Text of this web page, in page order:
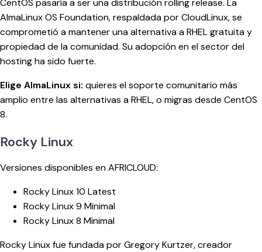
CentOS pasaría a ser una distribución rolling release. La
AlmaLinux OS Foundation, respaldada por CloudLinux, se
comprometió a mantener una alternativa a RHEL gratuita y
propiedad de la comunidad. Su adopción en el sector del
hosting ha sido fuerte.
Elige AlmaLinux si: quieres el soporte comunitario más
amplio entre las alternativas a RHEL, o migras desde CentOS
8.
Rocky Linux
Versiones disponibles en AFRICLOUD:
Rocky Linux 10 Latest
Rocky Linux 9 Minimal
Rocky Linux 8 Minimal
Rocky Linux fue fundada por Gregory Kurtzer, creador